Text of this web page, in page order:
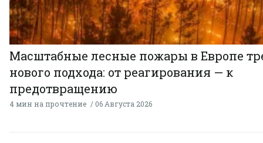
Масштабные лесные пожары в Европе
нового подхода: от реагирования — к
предотвращению
4 мин на прочтение 06 Августа 2026